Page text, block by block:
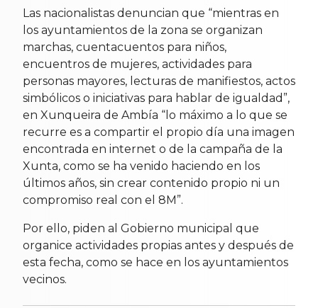
Las nacionalistas denuncian que “mientras en
los ayuntamientos de la zona se organizan
marchas, cuentacuentos para niños,
encuentros de mujeres, actividades para
personas mayores, lecturas de manifiestos, actos
simbólicos o iniciativas para hablar de igualdad”,
en Xunqueira de Ambía “lo máximo a lo que se
recurre es a compartir el propio día una imagen
encontrada en internet o de la campaña de la
Xunta, como se ha venido haciendo en los
últimos años, sin crear contenido propio ni un
compromiso real con el 8M”.
Por ello, piden al Gobierno municipal que
organice actividades propias antes y después de
esta fecha, como se hace en los ayuntamientos
vecinos.